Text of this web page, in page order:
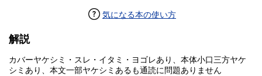
気になる本の使い方
解説
カバーヤケシミ・スレ・イタミ・ヨゴレあり、本体小口三方ヤケ
シミあり、本文一部ヤケシミあるも通読に問題ありません